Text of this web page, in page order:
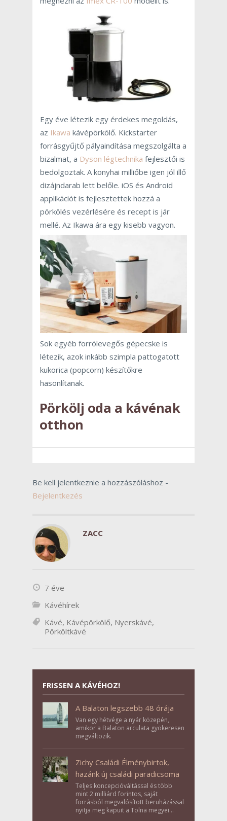
Egy éve létezik egy érdekes megoldás,
az Ikawa kávépörkölő. Kickstarter
forrásgyűjtő pályaindítása megszolgálta a
bizalmat, a Dyson légtechnika fejlesztői is
bedolgoztak. A konyhai milliőbe igen jól illő
dizájndarab lett belőle. iOS és Android
applikációt is fejlesztettek hozzá a
pörkölés vezérlésére és recept is jár
mellé. Az Ikawa ára egy kisebb vagyon.
Sok egyéb forrólevegős gépecske is
létezik, azok inkább szimpla pattogatott
kukorica (popcorn) készítőkre
hasonlítanak.
Pörkölj oda a kávénak
otthon
Be kell jelentkeznie a hozzászóláshoz -
Bejelentkezés
ZACC
7 éve
Kávéhírek
Kávé, Kávépörkölő, Nyerskávé,
Pörköltkávé
FRISSEN A KÁVÉHOZ!
A Balaton legszebb 48 órája
Van egy hétvége a nyár közepén,
amikor a Balaton arculata gyökeresen
megváltozik.
Zichy Családi Élménybirtok,
hazánk új családi paradicsoma
Teljes koncepcióváltással és több
mint 2 milliárd forintos, saját
forrásból megvalósított beruházással
nyitja meg kapuit a Tolna megyei